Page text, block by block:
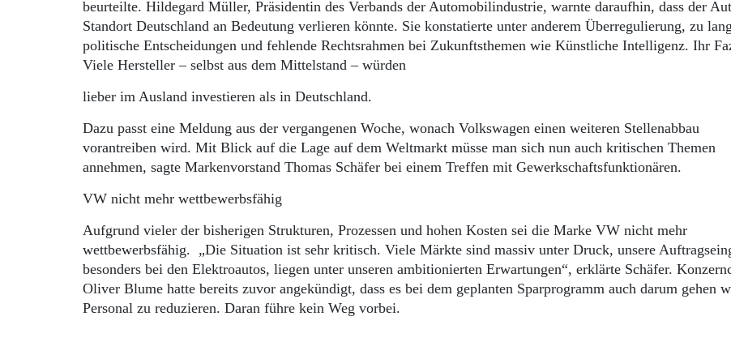
beurteilte. Hildegard Müller, Präsidentin des Verbands der Automobilindustrie, warnte daraufhin, dass der
Standort Deutschland an Bedeutung verlieren könnte. Sie konstatierte unter anderem Überregulierung, zu
politische Entscheidungen und fehlende Rechtsrahmen bei Zukunftsthemen wie Künstliche Intelligenz. Ihr
Viele Hersteller – selbst aus dem Mittelstand – würden
lieber im Ausland investieren als in Deutschland.
Dazu passt eine Meldung aus der vergangenen Woche, wonach Volkswagen einen weiteren Stellenabbau
vorantreiben wird. Mit Blick auf die Lage auf dem Weltmarkt müsse man sich nun auch kritischen Themen
annehmen, sagte Markenvorstand Thomas Schäfer bei einem Treffen mit Gewerkschaftsfunktionären.
VW nicht mehr wettbewerbsfähig
Aufgrund vieler der bisherigen Strukturen, Prozessen und hohen Kosten sei die Marke VW nicht mehr
wettbewerbsfähig. „Die Situation ist sehr kritisch. Viele Märkte sind massiv unter Druck, unsere
besonders bei den Elektroautos, liegen unter unseren ambitionierten Erwartungen“, erklärte Schäfer.
Oliver Blume hatte bereits zuvor angekündigt, dass es bei dem geplanten Sparprogramm auch darum gehen
Personal zu reduzieren. Daran führe kein Weg vorbei.